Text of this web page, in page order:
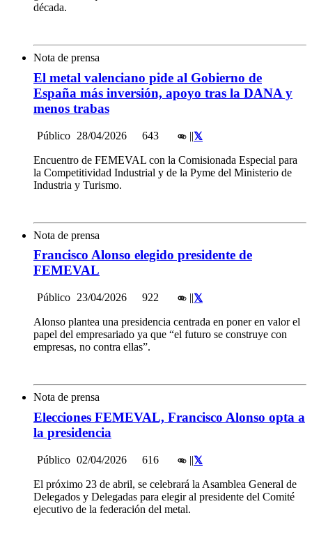
década.
Nota de prensa
El metal valenciano pide al Gobierno de
España más inversión, apoyo tras la DANA y
menos trabas
Público 28/04/2026 643 ||
Encuentro de FEMEVAL con la Comisionada Especial para
la Competitividad Industrial y de la Pyme del Ministerio de
Industria y Turismo.
Nota de prensa
Francisco Alonso elegido presidente de
FEMEVAL
Público 23/04/2026 922 ||
Alonso plantea una presidencia centrada en poner en valor el
papel del empresariado ya que “el futuro se construye con
empresas, no contra ellas”.
Nota de prensa
Elecciones FEMEVAL, Francisco Alonso opta a
la presidencia
Público 02/04/2026 616 ||
El próximo 23 de abril, se celebrará la Asamblea General de
Delegados y Delegadas para elegir al presidente del Comité
ejecutivo de la federación del metal.